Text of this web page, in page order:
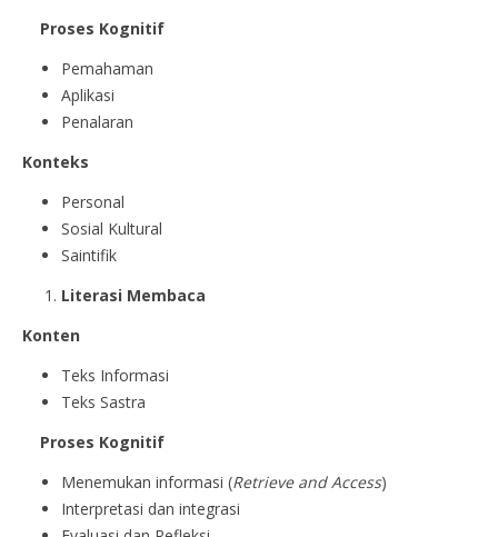
Proses Kognitif
Pemahaman
Aplikasi
Penalaran
Konteks
Personal
Sosial Kultural
Saintifik
Literasi Membaca
Konten
Teks Informasi
Teks Sastra
Proses Kognitif
Menemukan informasi (Retrieve and Access)
Interpretasi dan integrasi